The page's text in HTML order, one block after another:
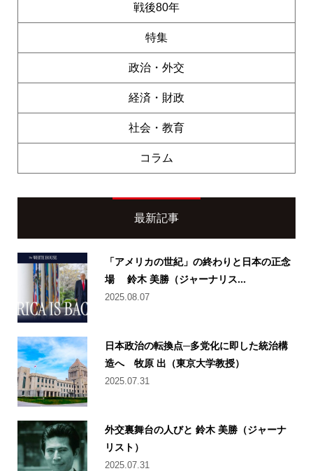
戦後80年
特集
政治・外交
経済・財政
社会・教育
コラム
最新記事
「アメリカの世紀」の終わりと日本の正念
場 鈴木 美勝（ジャーナリス...
2025.08.07
日本政治の転換点─多党化に即した統治構
造へ 牧原 出（東京大学教授）
2025.07.31
外交裏舞台の人びと 鈴木 美勝（ジャーナ
リスト）
2025.07.31